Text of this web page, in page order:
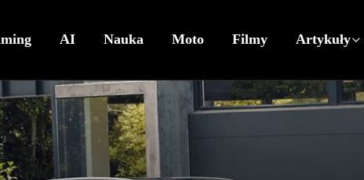
AI Nauka Moto Filmy Artykuły